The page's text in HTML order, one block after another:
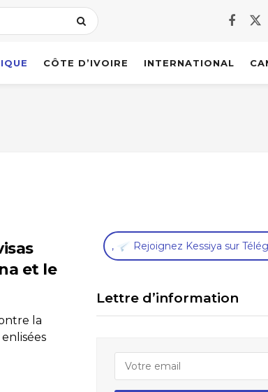
CÔTE D’IVOIRE INTERNATIONAL
et le
la
, Rejoignez Kessiya sur
Lettre d’information